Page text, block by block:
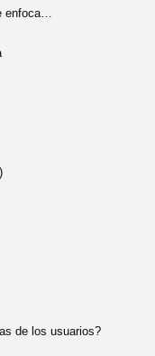
enfoca…
de los usuarios?